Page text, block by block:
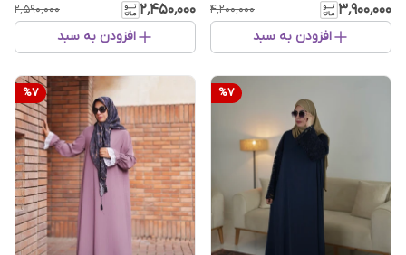
۳٬۹۰۰٬۰۰۰ ۴٬۲۰۰٬۰۰۰
افزودن به سبد
۲٬۴۵۰٬۰۰۰ ۲٬۵۹۰٬۰۰۰
افزودن به سبد
%7
%7